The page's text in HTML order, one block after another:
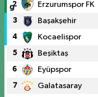
2 Erzurumspor FK
3 Başakşehir
4 Kocaelispor
5 Beşiktaş
6 Eyüpspor
7 Galatasaray